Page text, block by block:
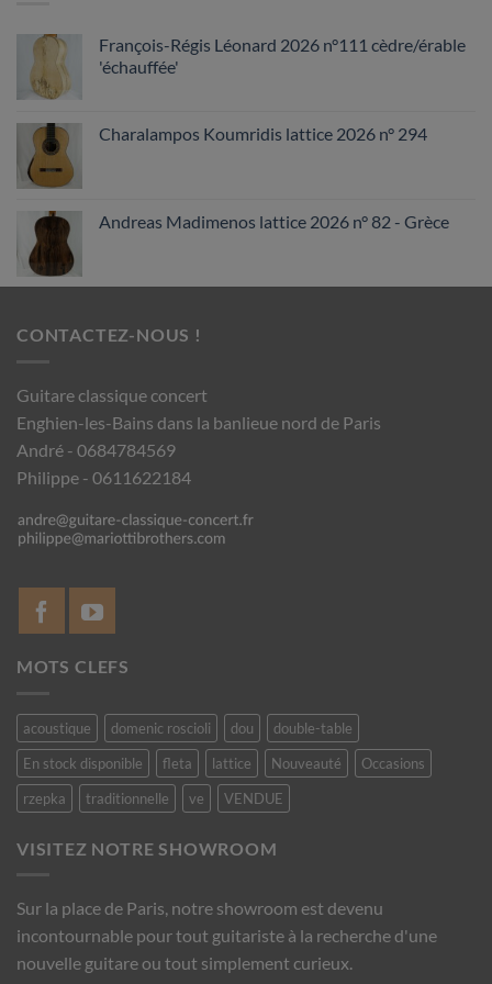
François-Régis Léonard 2026 n°111 cèdre/érable
'échauffée'
Charalampos Koumridis lattice 2026 n° 294
Andreas Madimenos lattice 2026 n° 82 - Grèce
CONTACTEZ-NOUS !
Guitare classique concert
Enghien-les-Bains dans la banlieue nord de Paris
André - 0684784569
Philippe - 0611622184
MOTS CLEFS
acoustique domenic roscioli dou
double-table
En stock disponible
fleta lattice Nouveauté
Occasions
rzepka
traditionnelle ve VENDUE
VISITEZ NOTRE SHOWROOM
Sur la place de Paris, notre showroom est devenu
incontournable pour tout guitariste à la recherche d'une
nouvelle guitare ou tout simplement curieux.